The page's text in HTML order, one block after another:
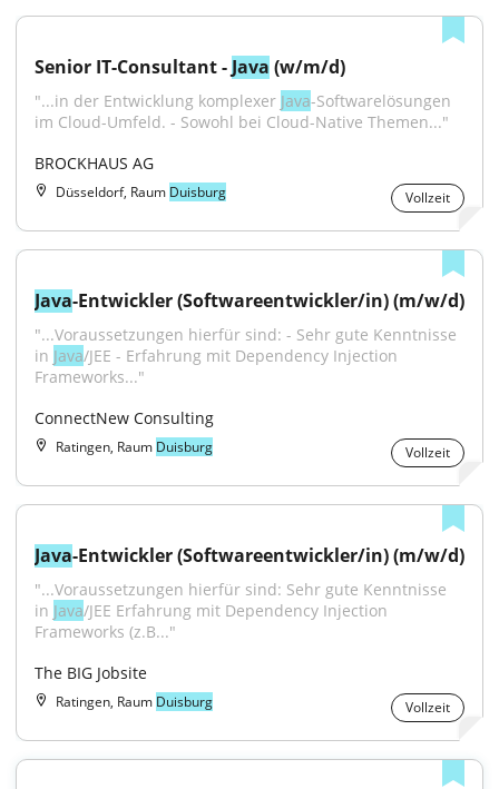
Senior IT-Consultant - Java (w/m/d)
"...in der Entwicklung komplexer Java-Softwarelösungen
im Cloud-Umfeld. - Sowohl bei Cloud-Native Themen..."
BROCKHAUS AG
Düsseldorf, Raum Duisburg Vollzeit
Java-Entwickler (Softwareentwickler/in) (m/w/d)
"...Voraussetzungen hierfür sind: - Sehr gute Kenntnisse
in Java/JEE - Erfahrung mit Dependency Injection
Frameworks..."
ConnectNew Consulting
Ratingen, Raum Duisburg Vollzeit
Java-Entwickler (Softwareentwickler/in) (m/w/d)
"...Voraussetzungen hierfür sind: Sehr gute Kenntnisse
in Java/JEE Erfahrung mit Dependency Injection
Frameworks (z.B..."
The BIG Jobsite
Ratingen, Raum Duisburg Vollzeit